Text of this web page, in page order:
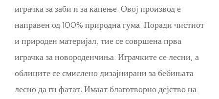
играчка за заби и за капење. Овој производ е
направен од 100% природна гума. Поради чистиот
и природен материјал, тие се совршена прва
играчка за новороденчиња. Играчките се лесни, а
облиците се смислено дизајнирани за бебињата
лесно да ги фатат. Имаат благотворно дејство на